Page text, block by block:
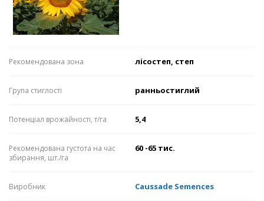
Рекомендована зона лісостеп, степ
Група стиглості ранньостиглий
Потенціал врожайності, т/га 5,4
Рекомендована густота на час
збирання, шт./га
60 -65 тис.
Виробник Caussade Semences